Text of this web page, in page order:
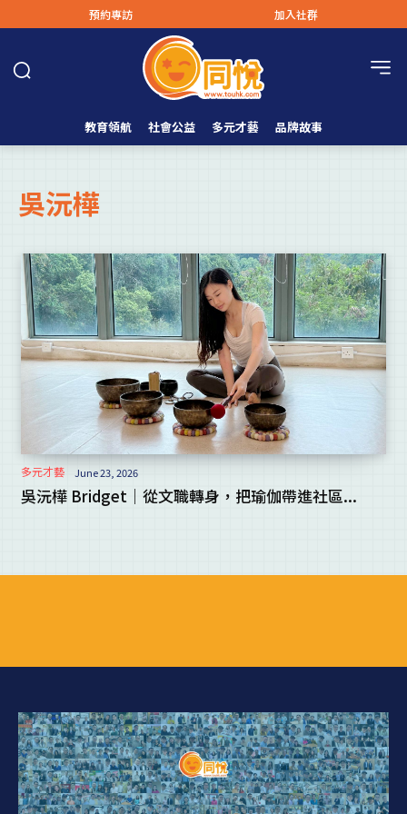
預約專訪 加入社群
教育領航 社會公益 多元才藝 品牌故事
吳沅樺
多元才藝 June 23, 2026
吳沅樺 Bridget｜從文職轉身，把瑜伽帶進社區...